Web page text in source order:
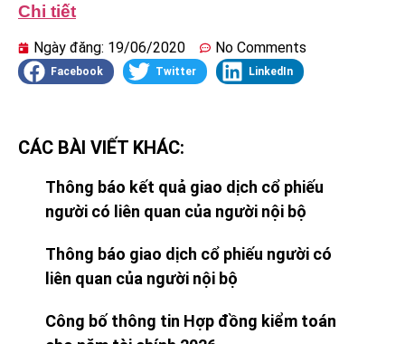
Chi tiết
Ngày đăng: 19/06/2020 No Comments
Facebook Twitter LinkedIn
CÁC BÀI VIẾT KHÁC:
Thông báo kết quả giao dịch cổ phiếu
người có liên quan của người nội bộ
Thông báo giao dịch cổ phiếu người có
liên quan của người nội bộ
Công bố thông tin Hợp đồng kiểm toán